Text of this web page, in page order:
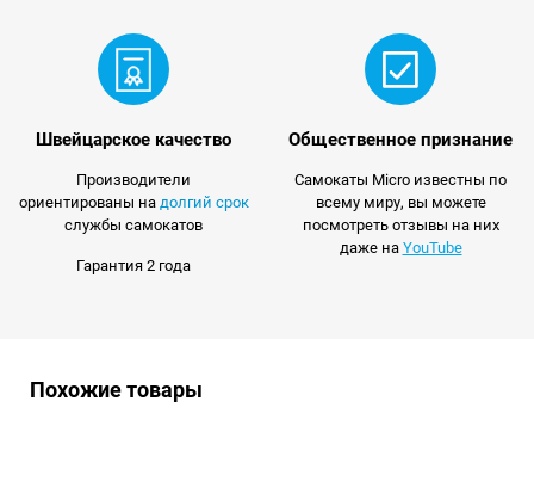
Швейцарское качество
Производители
ориентированы на долгий срок
службы самокатов
Гарантия 2 года
Общественное признание
Самокаты Micro известны по
всему миру, вы можете
посмотреть отзывы на них
даже на YouTube
Похожие товары